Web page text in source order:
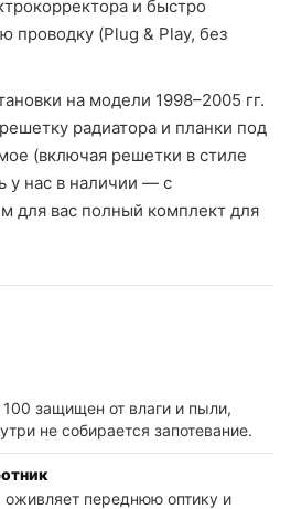
и быстро
проводку (Plug & Play, без
на модели 1998–2005 гг.
радиатора и планки под
(включая решетки в стиле
у нас в наличии — с
для вас полный комплект для
защищен от влаги и пыли,
не собирается запотевание.
оживляет переднюю оптику и